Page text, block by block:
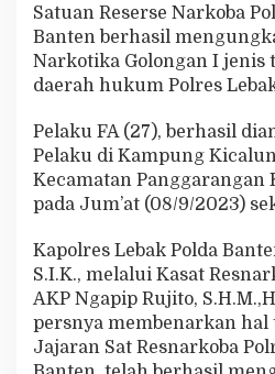
Satuan Reserse Narkoba
Banten berhasil
Narkotika Golongan I jenis
daerah hukum Polres
Pelaku FA (27), berhasil
Pelaku di Kampung
Kecamatan Panggarangan
pada Jum’at (08/9/2023)
Kapolres Lebak Polda
S.I.K., melalui Kasat
AKP Ngapip Rujito,
persnya membenarkan hal
Jajaran Sat Resnarkoba